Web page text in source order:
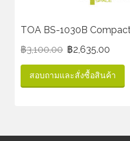
TOA BS-1030B
฿3,100.00 ฿2,635.00
สอบถามและสั่งซื้อสินค้า